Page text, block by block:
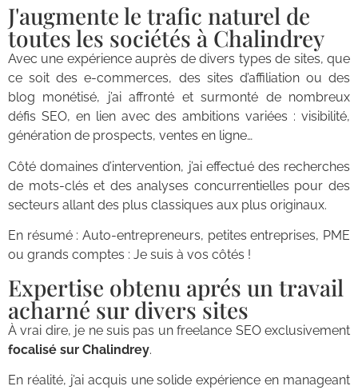
J'augmente le trafic naturel de
toutes les sociétés à Chalindrey
Avec une expérience auprès de divers types de sites, que
ce soit des e-commerces, des sites d’affiliation ou des
blog monétisé, j’ai affronté et surmonté de nombreux
défis SEO, en lien avec des ambitions variées : visibilité,
génération de prospects, ventes en ligne…
Côté domaines d’intervention, j’ai effectué des recherches
de mots-clés et des analyses concurrentielles pour des
secteurs allant des plus classiques aux plus originaux.
En résumé : Auto-entrepreneurs, petites entreprises, PME
ou grands comptes : Je suis à vos côtés !
Expertise obtenu aprés un travail
acharné sur divers sites
À vrai dire, je ne suis pas un freelance SEO exclusivement
focalisé sur Chalindrey.
En réalité, j’ai acquis une solide expérience en manageant